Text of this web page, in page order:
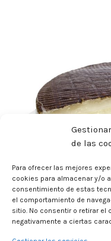
de las
Para ofrecer las mejores
cookies para almacenar y/o
consentimiento de estas
el comportamiento de
sitio. No consentir o retirar
negativamente a ciertas